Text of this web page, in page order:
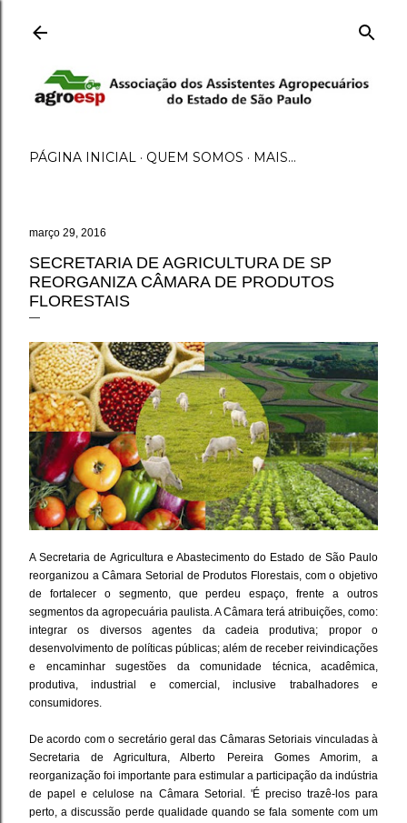
PÁGINA INICIAL QUEM SOMOS MAIS…
março 29, 2016
SECRETARIA DE AGRICULTURA DE SP
REORGANIZA CÂMARA DE PRODUTOS
FLORESTAIS
A Secretaria de Agricultura e Abastecimento do Estado de São Paulo
reorganizou a Câmara Setorial de Produtos Florestais, com o objetivo
de fortalecer o segmento, que perdeu espaço, frente a outros
segmentos da agropecuária paulista. A Câmara terá atribuições, como:
integrar os diversos agentes da cadeia produtiva; propor o
desenvolvimento de políticas públicas; além de receber reivindicações
e encaminhar sugestões da comunidade técnica, acadêmica,
produtiva, industrial e comercial, inclusive trabalhadores e
consumidores.
De acordo com o secretário geral das Câmaras Setoriais vinculadas à
Secretaria de Agricultura, Alberto Pereira Gomes Amorim, a
reorganização foi importante para estimular a participação da indústria
de papel e celulose na Câmara Setorial. 'É preciso trazê-los para
perto, a discussão perde qualidade quando se fala somente com um